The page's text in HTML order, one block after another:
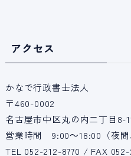
アクセス
かなで行政書士法人
〒460-0002
名古屋市中区丸の内二丁目
営業時間 9:00～18:00（夜間
TEL 052-212-8770 / FAX 052-